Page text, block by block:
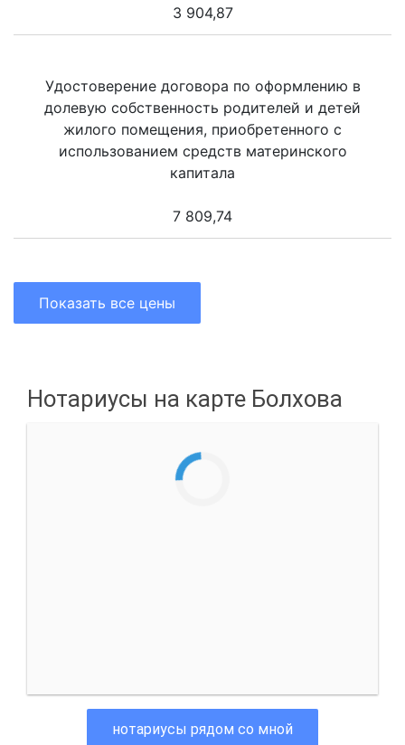
3 904,87
Удостоверение договора по оформлению в
долевую собственность родителей и детей
жилого помещения, приобретенного с
использованием средств материнского
капитала
7 809,74
Показать все цены
Нотариусы на карте Болхова
нотариусы рядом со мной